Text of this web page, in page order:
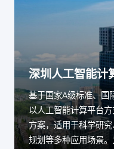
深圳人工智能计
基于国家A级标准、国
以人工智能计算平台
方案，适用于科学研
规划等多种应用场景